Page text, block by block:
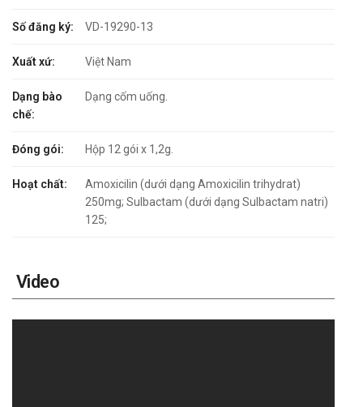
Số đăng ký: VD-19290-13
Xuất xứ: Việt Nam
Dạng bào
chế:
Dạng cốm uống.
Đóng gói: Hộp 12 gói x 1,2g.
Hoạt chất:
Amoxicilin (dưới dạng Amoxicilin trihydrat)
250mg; Sulbactam (dưới dạng Sulbactam natri)
125;
Video